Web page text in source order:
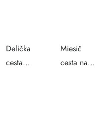
Delička
cesta
Miesič
cesta na